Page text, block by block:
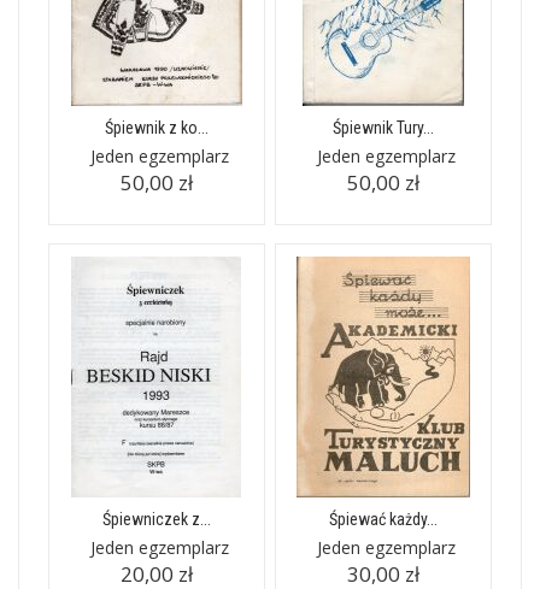
Śpiewnik z ko...
Jeden egzemplarz
50,00 zł
Śpiewnik Tury...
Jeden egzemplarz
50,00 zł
Śpiewniczek z...
Jeden egzemplarz
20,00 zł
Śpiewać każdy...
Jeden egzemplarz
30,00 zł